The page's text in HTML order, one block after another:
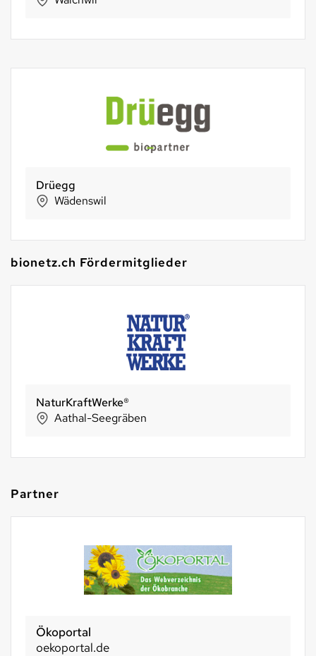
Pico Lebensmittel AG
Dietikon
bionetz.ch Fördermitglieder
BIO SUISSE
Basel
Partner
Ökoportal
oekoportal.de